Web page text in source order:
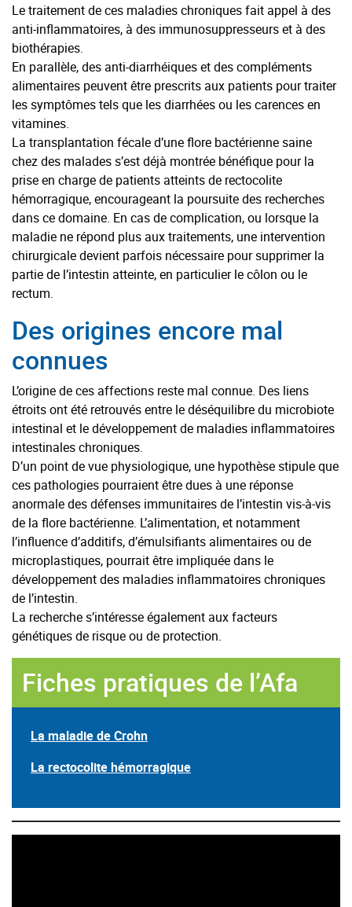
Le traitement de ces maladies chroniques fait appel à des
anti-inflammatoires, à des immunosuppresseurs et à des
biothérapies.
En parallèle, des anti-diarrhéiques et des compléments
alimentaires peuvent être prescrits aux patients pour traiter
les symptômes tels que les diarrhées ou les carences en
vitamines.
La transplantation fécale d’une flore bactérienne saine
chez des malades s’est déjà montrée bénéfique pour la
prise en charge de patients atteints de rectocolite
hémorragique, encourageant la poursuite des recherches
dans ce domaine. En cas de complication, ou lorsque la
maladie ne répond plus aux traitements, une intervention
chirurgicale devient parfois nécessaire pour supprimer la
partie de l’intestin atteinte, en particulier le côlon ou le
rectum.
Des origines encore mal
connues
L’origine de ces affections reste mal connue. Des liens
étroits ont été retrouvés entre le déséquilibre du microbiote
intestinal et le développement de maladies inflammatoires
intestinales chroniques.
D’un point de vue physiologique, une hypothèse stipule que
ces pathologies pourraient être dues à une réponse
anormale des défenses immunitaires de l’intestin vis-à-vis
de la flore bactérienne. L’alimentation, et notamment
l’influence d’additifs, d’émulsifiants alimentaires ou de
microplastiques, pourrait être impliquée dans le
développement des maladies inflammatoires chroniques
de l’intestin.
La recherche s’intéresse également aux facteurs
génétiques de risque ou de protection.
Fiches pratiques de l’Afa
La maladie de Crohn
La rectocolite hémorragique